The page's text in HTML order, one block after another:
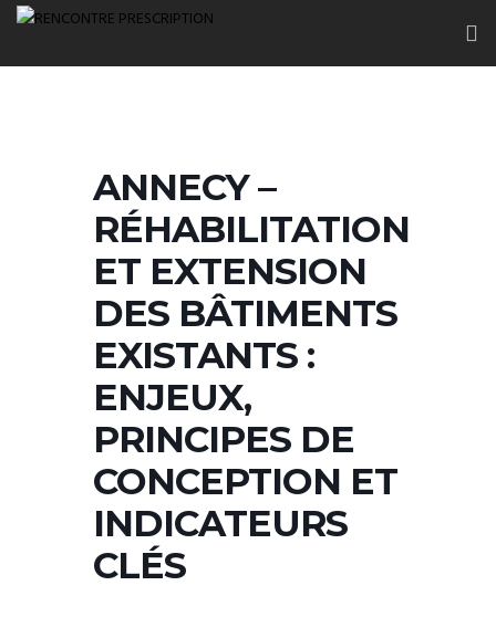
ANNECY –
RÉHABILITATION
ET EXTENSION
DES BÂTIMENTS
EXISTANTS :
ENJEUX,
PRINCIPES DE
CONCEPTION ET
INDICATEURS
CLÉS